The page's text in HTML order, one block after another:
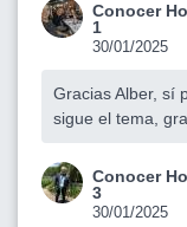
Conocer
1
30/01/2025
Gracias Alber, sí
sigue el tema,
Conocer
3
30/01/2025